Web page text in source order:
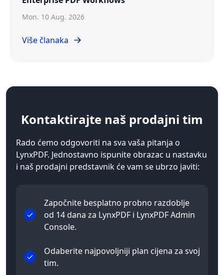
Mon. 10 Aug. 2026
Više članaka
Kontaktirajte naš prodajni tim
Rado ćemo odgovoriti na sva vaša pitanja o
LynxPDF. Jednostavno ispunite obrazac u nastavku
i naš prodajni predstavnik će vam se ubrzo javiti:
Započnite besplatno probno razdoblje
od 14 dana za LynxPDF i LynxPDF Admin
Console.
Odaberite najpovoljniji plan cijena za svoj
tim.